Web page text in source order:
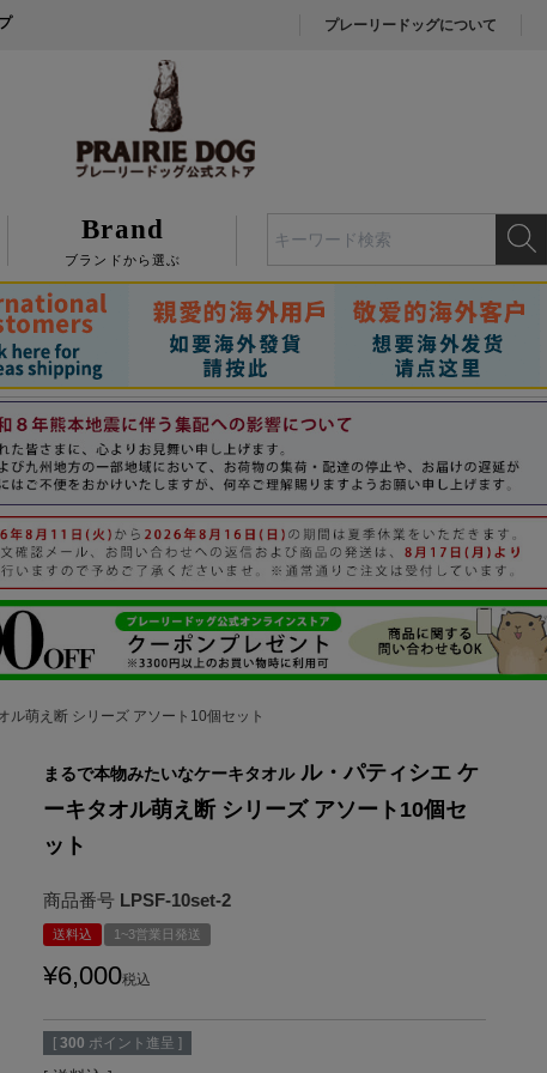
プレーリードッグについて
Brand
ブランドから選ぶ
ル萌え断 シリーズ アソート10個セット
まるで本物みたいなケーキタオル ル・パティシエ ケ
ーキタオル萌え断 シリーズ アソート10個セ
ット
商品番号 LPSF-10set-2
送料込 1~3営業日発送
¥6,000税込
[ 300 ポイント進呈 ]